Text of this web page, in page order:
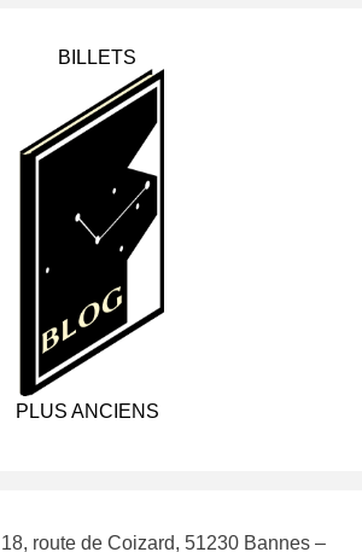
BILLETS
PLUS ANCIENS
 18, route de Coizard, 51230 Bannes –